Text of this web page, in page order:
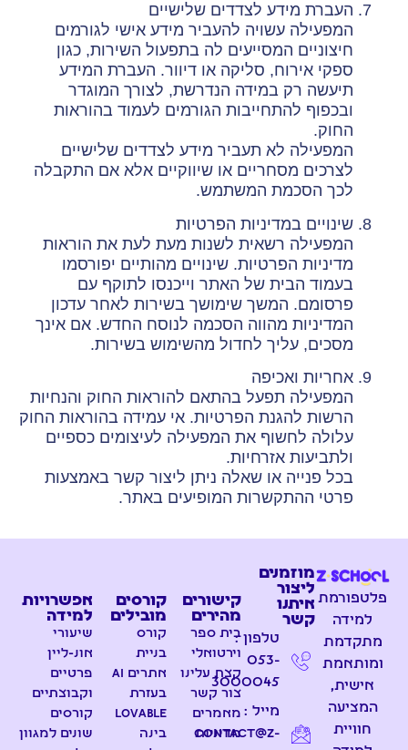
העברת מידע לצדדים שלישיים
המפעילה עשויה להעביר מידע אישי לגורמים
חיצוניים המסייעים לה בתפעול השירות, כגון
ספקי אירוח, סליקה או דיוור. העברת המידע
תיעשה רק במידה הנדרשת, לצורך המוגדר
ובכפוף להתחייבות הגורמים לעמוד בהוראות
החוק.
המפעילה לא תעביר מידע לצדדים שלישיים
לצרכים מסחריים או שיווקיים אלא אם התקבלה
לכך הסכמת המשתמש.
שינויים במדיניות הפרטיות
המפעילה רשאית לשנות מעת לעת את הוראות
מדיניות הפרטיות. שינויים מהותיים יפורסמו
בעמוד הבית של האתר וייכנסו לתוקף עם
פרסומם. המשך שימושך בשירות לאחר עדכון
המדיניות מהווה הסכמה לנוסח החדש. אם אינך
מסכים, עליך לחדול מהשימוש בשירות.
אחריות ואכיפה
המפעילה תפעל בהתאם להוראות החוק והנחיות
הרשות להגנת הפרטיות. אי עמידה בהוראות החוק
עלולה לחשוף את המפעילה לעיצומים כספיים
ולתביעות אזרחיות.
בכל פנייה או שאלה ניתן ליצור קשר באמצעות
פרטי ההתקשרות המופיעים באתר.
פלטפורמת
למידה
מתקדמת
ומותאמת
אישית,
המציעה
חוויית
מוזמנים
ליצור
איתנו
קשר
טלפון :
053-
3000045
מייל :
contact@z-
קישורים
מהירים
בית ספר
וירטואלי
קצת עלינו
צור קשר
מאמרים
מדיניות
קורסים
מובילים
קורס
בניית
אתרים AI
בעזרת
Lovable
בינה
אפשרויות
למידה
שיעורי
אונ-ליין
פרטיים
וקבוצתיים
קורסים
שונים למגוון